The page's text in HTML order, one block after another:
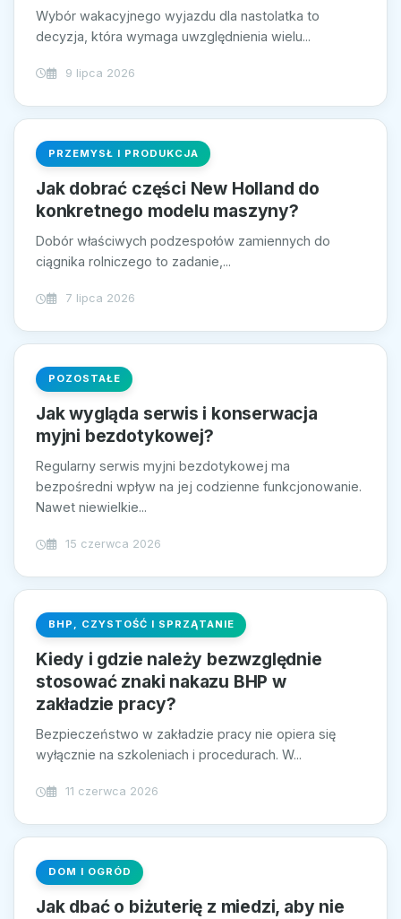
Wybór wakacyjnego wyjazdu dla nastolatka to
decyzja, która wymaga uwzględnienia wielu...
9 lipca 2026
PRZEMYSŁ I PRODUKCJA
Jak dobrać części New Holland do
konkretnego modelu maszyny?
Dobór właściwych podzespołów zamiennych do
ciągnika rolniczego to zadanie,...
7 lipca 2026
POZOSTAŁE
Jak wygląda serwis i konserwacja
myjni bezdotykowej?
Regularny serwis myjni bezdotykowej ma
bezpośredni wpływ na jej codzienne funkcjonowanie.
Nawet niewielkie...
15 czerwca 2026
BHP, CZYSTOŚĆ I SPRZĄTANIE
Kiedy i gdzie należy bezwzględnie
stosować znaki nakazu BHP w
zakładzie pracy?
Bezpieczeństwo w zakładzie pracy nie opiera się
wyłącznie na szkoleniach i procedurach. W...
11 czerwca 2026
DOM I OGRÓD
Jak dbać o biżuterię z miedzi, aby nie